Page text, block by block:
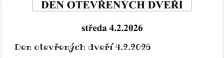
Den otevřených dveří 4.2.2026